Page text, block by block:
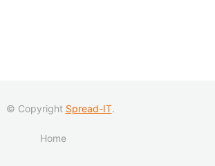
© Copyright Spread-IT.
Home